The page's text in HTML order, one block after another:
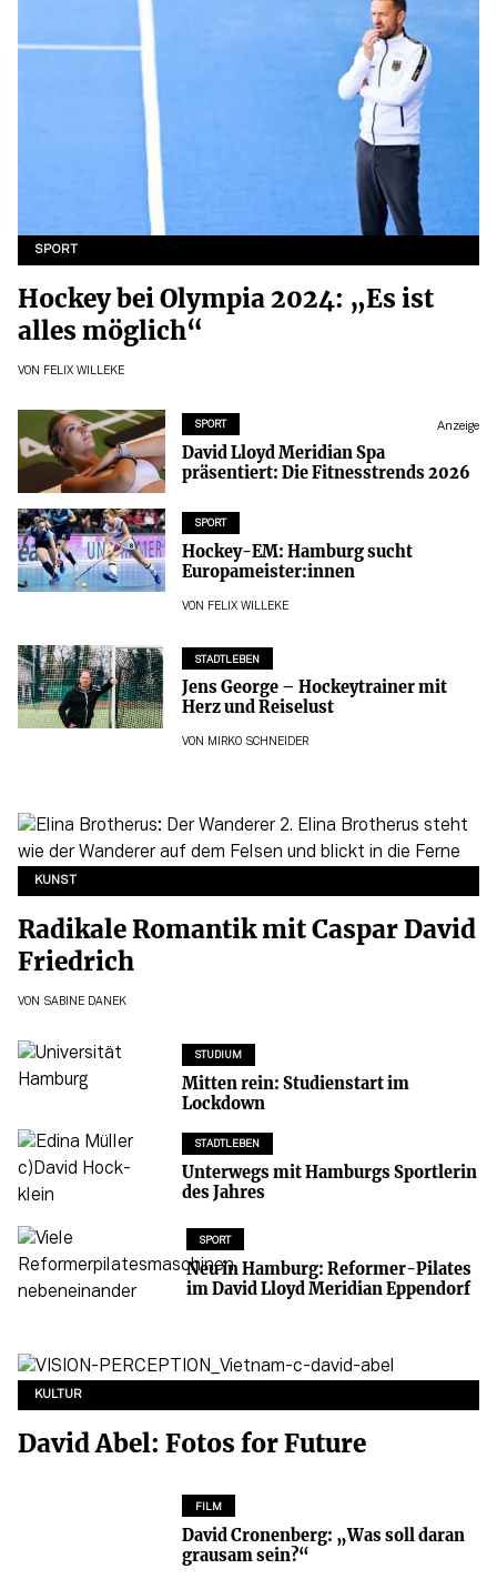
SPORT
Hockey bei Olympia 2024: „Es ist
alles möglich“
VON FELIX WILLEKE
SPORT Anzeige
David Lloyd Meridian Spa
präsentiert: Die Fitnesstrends 2026
SPORT
Hockey-EM: Hamburg sucht
Europameister:innen
VON FELIX WILLEKE
STADTLEBEN
Jens George – Hockeytrainer mit
Herz und Reiselust
VON MIRKO SCHNEIDER
KUNST
Radikale Romantik mit Caspar David
Friedrich
VON SABINE DANEK
STUDIUM
Mitten rein: Studienstart im
Lockdown
STADTLEBEN
Unterwegs mit Hamburgs Sportlerin
des Jahres
SPORT
Neu in Hamburg: Reformer-Pilates
im David Lloyd Meridian Eppendorf
KULTUR
David Abel: Fotos for Future
FILM
David Cronenberg: „Was soll daran
grausam sein?“